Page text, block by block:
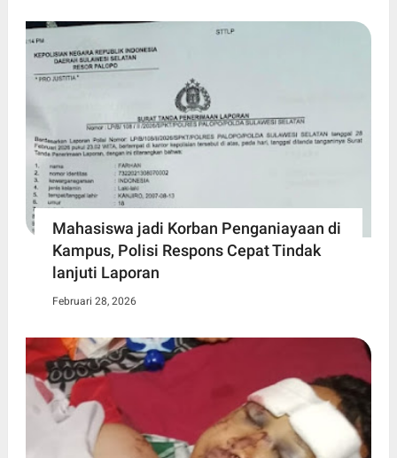
Mahasiswa jadi Korban Penganiayaan di
Kampus, Polisi Respons Cepat Tindak
lanjuti Laporan
Februari 28, 2026